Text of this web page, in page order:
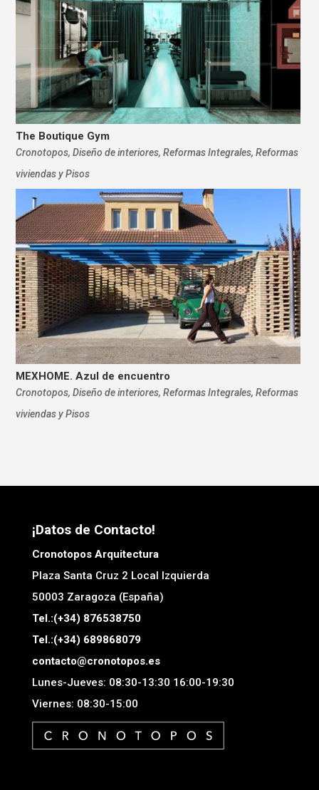
The Boutique Gym
Cronotopos,Diseño de interiores,Reformas Integrales,Reformas
viviendas y Pisos
MEXHOME. Azul de encuentro
Cronotopos,Diseño de interiores,Reformas Integrales,Reformas
viviendas y Pisos
¡Datos de Contacto!
Cronotopos Arquitectura
Plaza Santa Cruz 2 Local Izquierda
50003 Zaragoza (España)
Tel.:(+34) 876538750
Tel.:(+34) 689868079
contacto@cronotopos.es
Lunes-Jueves: 08:30-13:30 16:00-19:30
Viernes: 08:30-15:00